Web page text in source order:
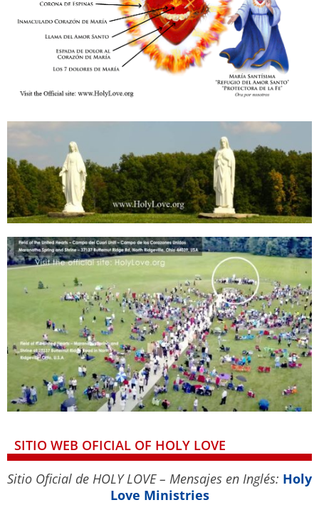
SITIO WEB OFICIAL OF HOLY LOVE
Sitio Oficial de HOLY LOVE – Mensajes en Inglés: Holy
Love Ministries